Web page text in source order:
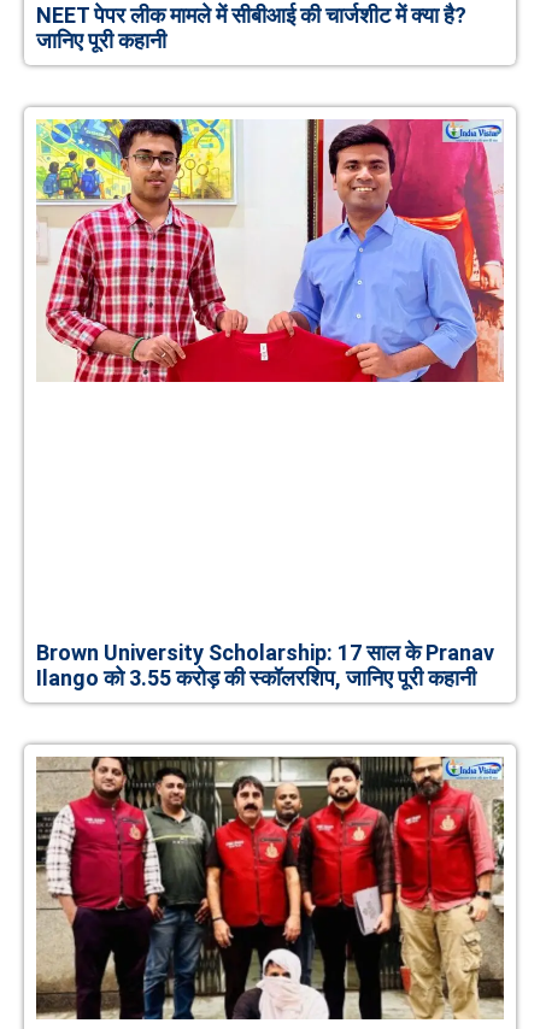
NEET पेपर लीक मामले में सीबीआई की चार्जशीट में क्या है?
जानिए पूरी कहानी
Brown University Scholarship: 17 साल के Pranav
Ilango को 3.55 करोड़ की स्कॉलरशिप, जानिए पूरी कहानी